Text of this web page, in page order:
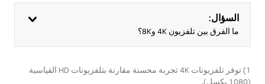
السؤال:
ما الفرق بين تلفزيون 4K و8K؟
1) توفر تلفزيونات 4K تجربة محسنة مقارنة بتلفزيونات HD القياسية
(1080 بكسل).